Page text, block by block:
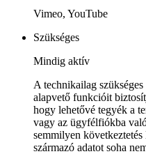
Vimeo, YouTube
Szükséges
Mindig aktív
A technikailag
alapvető funkcióit
hogy lehetővé tegyék a
vagy az ügyfélfiókba
semmilyen következtetés
származó adatot soha